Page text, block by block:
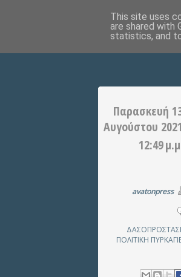
Παρασκευή
Αυγούστου 2021
12:49
avatonpress
ΠΟΛΙΤΙΚΗ
This site uses
are shared with
statistics, and